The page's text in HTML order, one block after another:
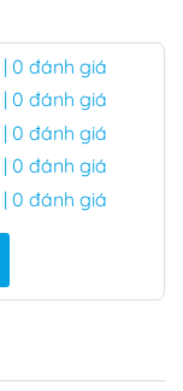
| 0 đánh giá
| 0 đánh giá
| 0 đánh giá
| 0 đánh giá
| 0 đánh giá